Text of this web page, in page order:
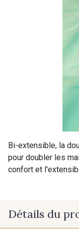
Bi-extensible, la
pour doubler les
confort et
Détails du